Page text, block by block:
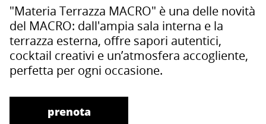
"Materia Terrazza MACRO" è una delle novità
del MACRO: dall'ampia sala interna e la
terrazza esterna, offre sapori autentici,
cocktail creativi e un’atmosfera accogliente,
perfetta per ogni occasione.
prenota